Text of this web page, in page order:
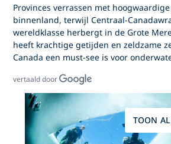
Provinces verrassen met
binnenland, terwijlCentraal-Canada
wereldklasse herbergt in deGrote
heeft krachtigegetijden en zeldzame
Canada een must-see is voor
vertaald door
TOON